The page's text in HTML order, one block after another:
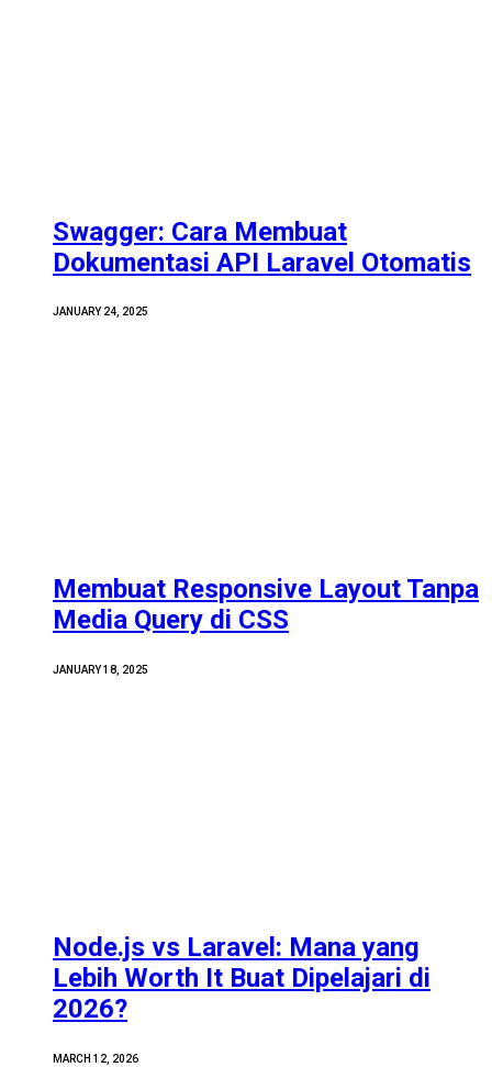
Swagger: Cara Membuat
Dokumentasi API Laravel Otomatis
JANUARY 24, 2025
Membuat Responsive Layout Tanpa
Media Query di CSS
JANUARY 18, 2025
Node.js vs Laravel: Mana yang
Lebih Worth It Buat Dipelajari di
2026?
MARCH 12, 2026